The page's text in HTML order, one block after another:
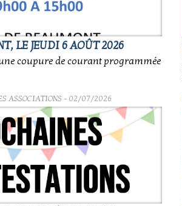
LE JEUDI 6 AOÛT 2026
coupure de courant programmée
ASSOCIATIONS - 02/07/2026